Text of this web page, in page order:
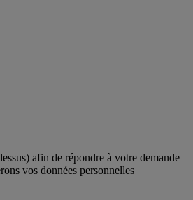
afin de répondre à votre demande
vos données personnelles